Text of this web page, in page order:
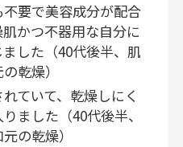
要で美容成分が配合
かつ不器用な自分に
した（40代後半、肌
乾燥）
ていて、乾燥しにく
ました（40代後半、
の乾燥）